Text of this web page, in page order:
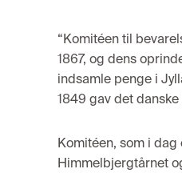
“Komitéen til
1867, og dens
indsamle penge i
1849 gav det
Komitéen, som i
Himmelbjergtårnet